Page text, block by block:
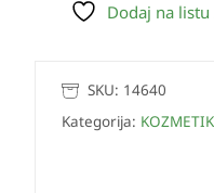
Dodaj na listu
SKU: 14640
Kategorija: